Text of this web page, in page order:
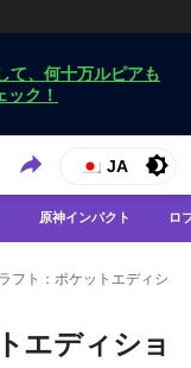
て、何十万ルピアも
ク！
ュース
ームニュースを入手
JA
原神インパクト ロ
フト：ポケットエディシ
エディショ